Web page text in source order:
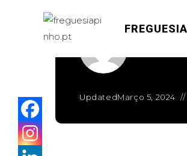
FREGUESIA
UpdatedMarço 5, 2024